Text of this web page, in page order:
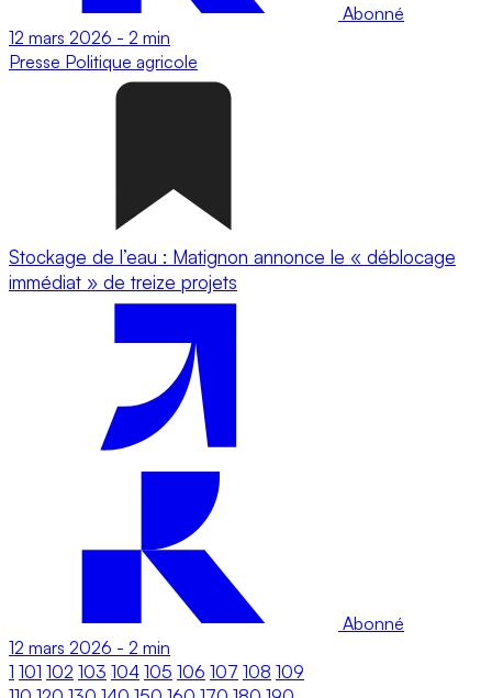
Abonné
12 mars 2026 - 2 min
Presse Politique agricole
Stockage de l’eau : Matignon annonce le « déblocage
immédiat » de treize projets
Abonné
12 mars 2026 - 2 min
1 101 102 103 104 105 106 107 108 109